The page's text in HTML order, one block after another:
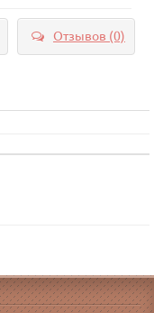
Отзывов (0)